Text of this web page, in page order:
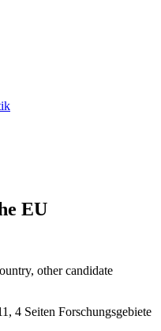
EU
other candidate
4 Seiten Forschungsgebiete